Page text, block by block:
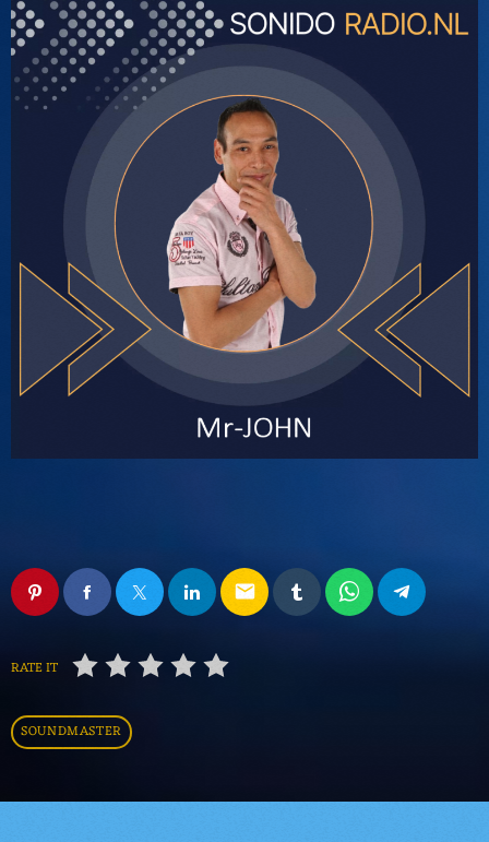
email
RATE IT
SOUNDMASTER